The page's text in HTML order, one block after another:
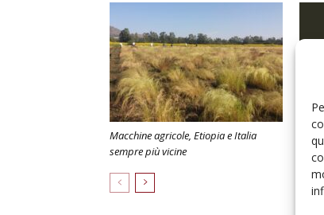
Macchine agricole, Etiopia e Italia
sempre più vicine